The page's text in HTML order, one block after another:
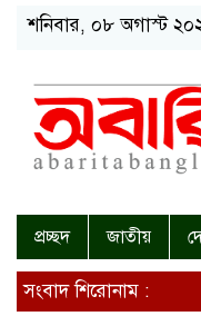
শনিবার, ০৮ অগাস্ট
প্রচ্ছদ জাতীয়
সংবাদ শিরোনাম :